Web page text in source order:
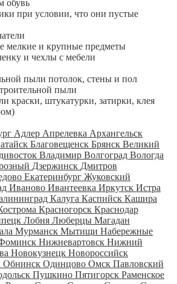
обувь
при условии, что они пустые
мелкие и крупные предметы
и чехлы с мебели
пыли потолок, стены и пол
пыли
краски, штукатурки, затирки, клея
Адлер Апрелевка Архангельск
Благовещенск Брянск Великий
Владимир Волгоград Вологда
Дзержинск Дмитров
Екатеринбург Жуковский
Иваново Ивантеевка Иркутск Истра
Калуга Каспийск Кашира
Красногорск Краснодар
Лобня Люберцы Магадан
Мурманск Мытищи Набережные
Нижневартовск Нижний
Новокузнецк Новороссийск
Обнинск Одинцово Омск Павловский
Пушкино Пятигорск Раменское